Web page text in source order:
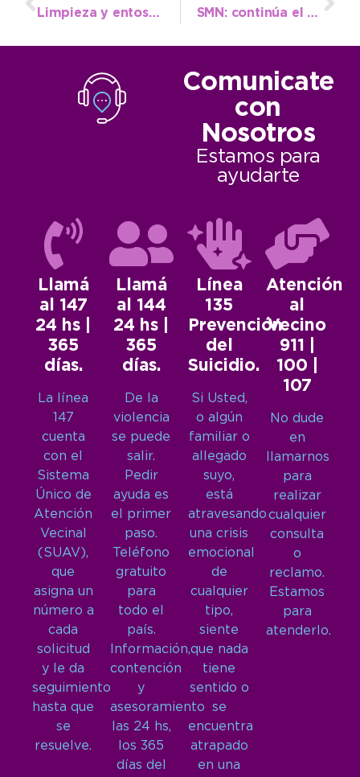
Limpieza y entoscado en Avenida 2, desde el camping y hacia Punta Negra SMN: continúa el alerta meteorológico por vientos intensos
Comunicate
con
Nosotros
Estamos para
ayudarte
Llamá
al 147
24 hs |
365
días.
La línea
147
cuenta
con el
Sistema
Único de
Atención
Vecinal
(SUAV),
que
asigna un
número a
cada
solicitud
y le da
seguimiento
hasta que
se
resuelve.
Llamá
al 144
24 hs |
365
días.
De la
violencia
se puede
salir.
Pedir
ayuda es
el primer
paso.
Teléfono
gratuito
para
todo el
país.
Información,
contención
y
asesoramiento
las 24 hs,
los 365
días del
Línea
135
Prevención
del
Suicidio.
Si Usted,
o algún
familiar o
allegado
suyo,
está
atravesando
una crisis
emocional
de
cualquier
tipo,
siente
que nada
tiene
sentido o
se
encuentra
atrapado
en una
Atención
al
Vecino
911 |
100 |
107
No dude
en
llamarnos
para
realizar
cualquier
consulta
o
reclamo.
Estamos
para
atenderlo.